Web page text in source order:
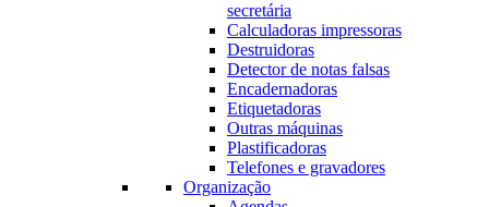
secretária
Calculadoras impressoras
Destruidoras
Detector de notas falsas
Encadernadoras
Etiquetadoras
Outras máquinas
Plastificadoras
Telefones e gravadores
Organização